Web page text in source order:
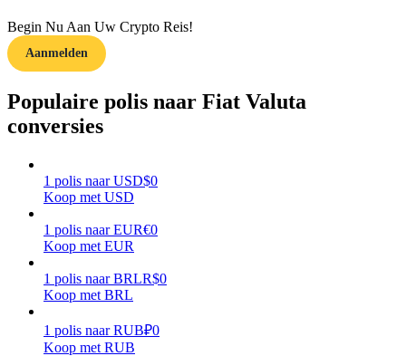
Verdienen
Macht varkentje
Verdien dagelijks competitieve beloningen
Begin Nu Aan Uw Crypto Reis!
Aanmelden
Populaire polis naar Fiat Valuta
conversies
1 polis naar USD$0
Koop met USD
1 polis naar EUR€0
Koop met EUR
1 polis naar BRLR$0
Koop met BRL
1 polis naar RUB₽0
Koop met RUB